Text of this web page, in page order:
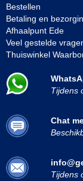
Bestellen
Betaling en
Afhaalpunt Ede
Veel gestelde
Thuiswinkel
Tijdens
Chat
Tijdens